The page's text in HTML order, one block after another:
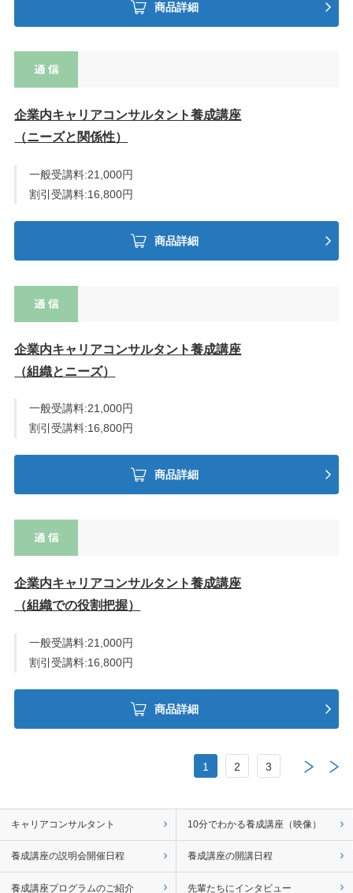
商品詳細
企業内キャリアコンサルタント養成講座
（ニーズと関係性）
一般受講料:21,000円
割引受講料:16,800円
商品詳細
企業内キャリアコンサルタント養成講座
（組織とニーズ）
一般受講料:21,000円
割引受講料:16,800円
商品詳細
企業内キャリアコンサルタント養成講座
（組織での役割把握）
一般受講料:21,000円
割引受講料:16,800円
商品詳細
1 2 3
キャリアコンサルタント 10分でわかる養成講座（映像）
養成講座の説明会開催日程 養成講座の開講日程
養成講座プログラムのご紹介 先輩たちにインタビュー